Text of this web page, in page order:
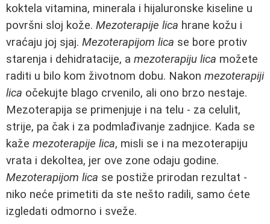
koktela vitamina, minerala i hijaluronske kiseline u
površni sloj kože. Mezoterapije lica hrane kožu i
vraćaju joj sjaj. Mezoterapijom lica se bore protiv
starenja i dehidratacije, a mezoterapiju lica možete
raditi u bilo kom životnom dobu. Nakon mezoterapiji
lica očekujte blago crvenilo, ali ono brzo nestaje.
Mezoterapija se primenjuje i na telu - za celulit,
strije, pa čak i za podmlađivanje zadnjice. Kada se
kaže mezoterapije lica, misli se i na mezoterapiju
vrata i dekoltea, jer ove zone odaju godine.
Mezoterapijom lica se postiže prirodan rezultat -
niko neće primetiti da ste nešto radili, samo ćete
izgledati odmorno i sveže.